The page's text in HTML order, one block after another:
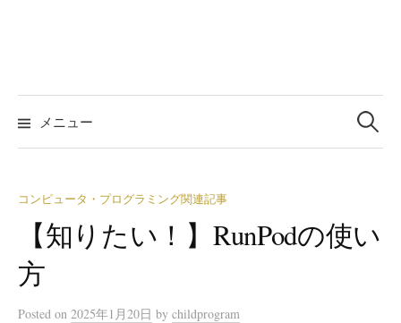
メニュー
検
索:
コンピュータ・プログラミング関連記事
【知りたい！】RunPodの使い
方
Posted on 2025年1月20日 by childprogram